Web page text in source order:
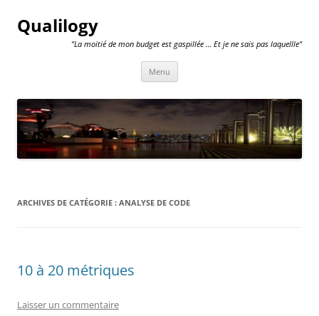
Qualilogy
"La moitié de mon budget est gaspillée … Et je ne sais pas laquellle"
Menu
ARCHIVES DE CATÉGORIE : ANALYSE DE CODE
10 à 20 métriques
Laisser un commentaire